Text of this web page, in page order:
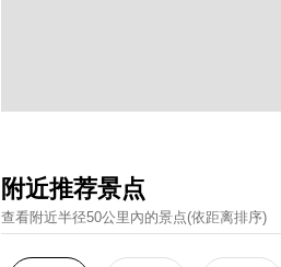
附近推荐景点
查看附近半径50公里內的景点(依距离排序)